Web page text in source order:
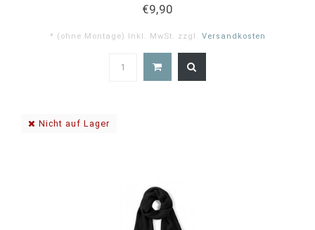
€9,90
* (ohne Montage) Inkl. MwSt. zzgl. Versandkosten
Nicht auf Lager